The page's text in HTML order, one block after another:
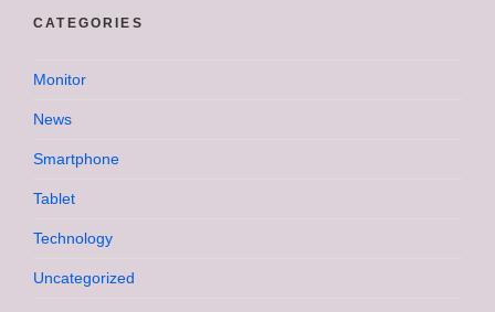
CATEGORIES
Monitor
News
Smartphone
Tablet
Technology
Uncategorized